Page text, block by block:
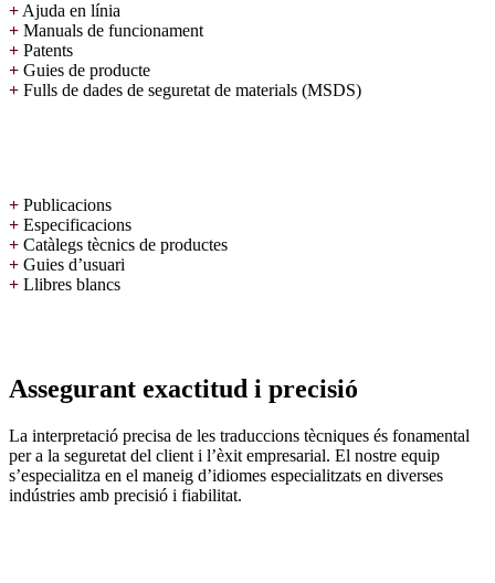
+ Ajuda en línia
+ Manuals de funcionament
+ Patents
+ Guies de producte
+ Fulls de dades de seguretat de materials (MSDS)
+ Publicacions
+ Especificacions
+ Catàlegs tècnics de productes
+ Guies d’usuari
+ Llibres blancs
Assegurant exactitud i precisió
La interpretació precisa de les traduccions tècniques és fonamental
per a la seguretat del client i l’èxit empresarial. El nostre equip
s’especialitza en el maneig d’idiomes especialitzats en diverses
indústries amb precisió i fiabilitat.